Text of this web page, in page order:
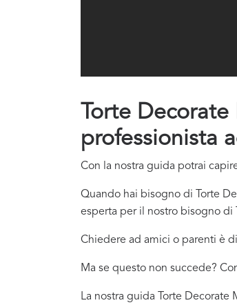
Torte
professionista
Con la nostra guida potrai
Quando hai bisogno di Torte
esperta per il nostro bisogno di
Chiedere ad amici o parenti è
Ma se questo non succede?
La nostra guida Torte